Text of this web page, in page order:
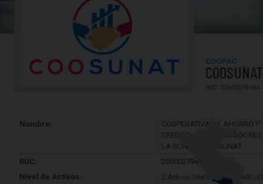
COOPAC
COOSUNAT
RUC: 20600279484
Nombre:
COOPERATIVA DE AHORRO Y
CREDITO DE TRABAJADORES
LA SUNAT - COOSUNAT
RUC:
20600279484
Nivel de Activos:
2 Activos Totales: Mayor a 600